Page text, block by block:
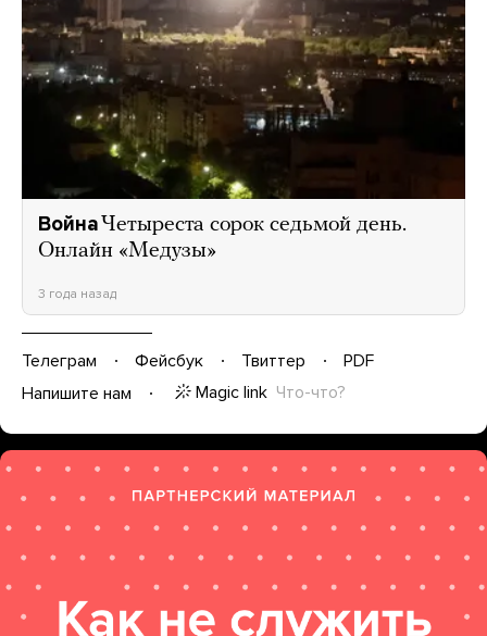
Война Четыреста сорок седьмой день.
Онлайн «Медузы»
3 года назад
Телеграм Фейсбук Твиттер
PDF
Напишите нам
Magic link Что-что?